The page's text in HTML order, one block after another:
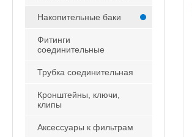
Накопительные баки
Фитинги
соединительные
Трубка соединительная
Кронштейны, ключи,
клипы
Аксессуары к фильтрам